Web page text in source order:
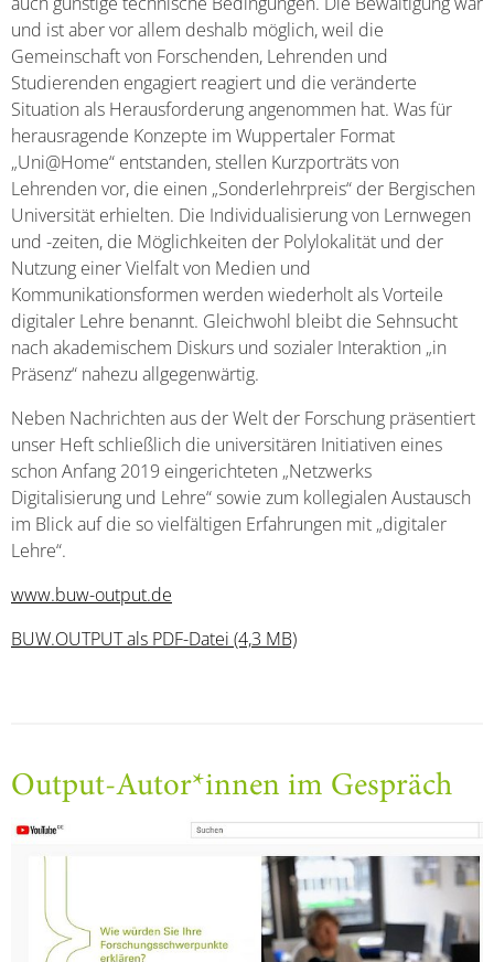
und ist aber vor allem deshalb möglich, weil die
Gemeinschaft von Forschenden, Lehrenden und
Studierenden engagiert reagiert und die veränderte
Situation als Herausforderung angenommen hat. Was für
herausragende Konzepte im Wuppertaler Format
„Uni@Home“ entstanden, stellen Kurzporträts von
Lehrenden vor, die einen „Sonderlehrpreis“ der Bergischen
Universität erhielten. Die Individualisierung von Lernwegen
und -zeiten, die Möglichkeiten der Polylokalität und der
Nutzung einer Vielfalt von Medien und
Kommunikationsformen werden wiederholt als Vorteile
digitaler Lehre benannt. Gleichwohl bleibt die Sehnsucht
nach akademischem Diskurs und sozialer Interaktion „in
Präsenz“ nahezu allgegenwärtig.
Neben Nachrichten aus der Welt der Forschung präsentiert
unser Heft schließlich die universitären Initiativen eines
schon Anfang 2019 eingerichteten „Netzwerks
Digitalisierung und Lehre“ sowie zum kollegialen Austausch
im Blick auf die so vielfältigen Erfahrungen mit „digitaler
Lehre“.
www.buw-output.de
BUW.OUTPUT als PDF-Datei (4,3 MB)
Output-Autor*innen im Gespräch